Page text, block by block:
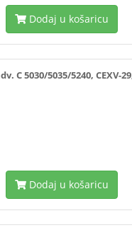
Dodaj u košaricu
C 5030/5035/5240, CEXV-
Dodaj u košaricu